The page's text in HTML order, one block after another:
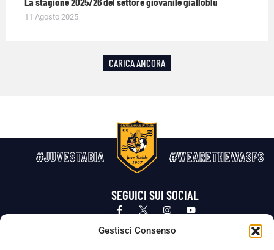
Gestisci Consenso
11 Agosto 2025
CARICA ANCORA
#JUVESTABIA #WEARETHEWASPS
SEGUICI SUI SOCIAL
Privacy Policy Cookie Policy